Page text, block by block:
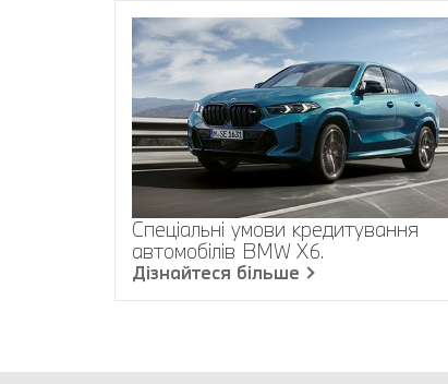
Спеціальні умови кредитування
автомобілів BMW X6.
Дізнайтеся більше